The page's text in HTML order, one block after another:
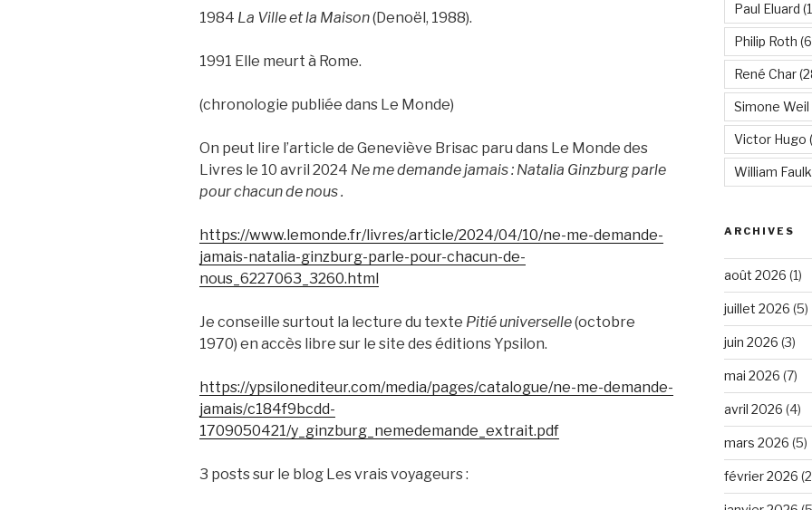
1984 La Ville et la Maison(Denoël, 1988).
1991 Elle meurt à Rome.
(chronologie publiée dans Le Monde)
On peut lire l’article de Geneviève Brisac paru dans Le Monde des
Livres le 10 avril 2024 Ne me demande jamais : Natalia Ginzburg parle
pour chacun de nous .
https://www.lemonde.fr/livres/article/2024/04/10/ne-me-demande-
jamais-natalia-ginzburg-parle-pour-chacun-de-
nous_6227063_3260.html
Je conseille surtout la lecture du texte Pitié universelle(octobre
1970) en accès libre sur le site des éditions Ypsilon.
https://ypsilonediteur.com/media/pages/catalogue/ne-me-demande-
jamais/c184f9bcdd-
1709050421/y_ginzburg_nemedemande_extrait.pdf
3 posts sur le blog Les vrais voyageurs :
Paul Eluard
Philip Roth
René Char
Simone Weil
Victor Hugo
William
ARCHIVES
août 2026 (1)
juillet 2026 (5)
juin 2026 (3)
mai 2026 (7)
avril 2026 (4)
mars 2026 (5)
février 2026